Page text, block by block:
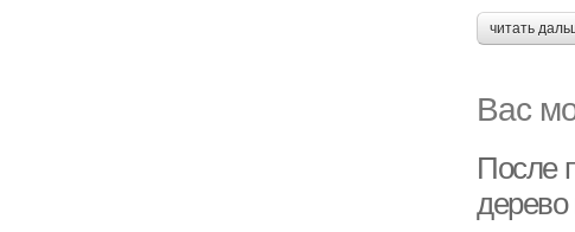
читать
Вас
После
дерево